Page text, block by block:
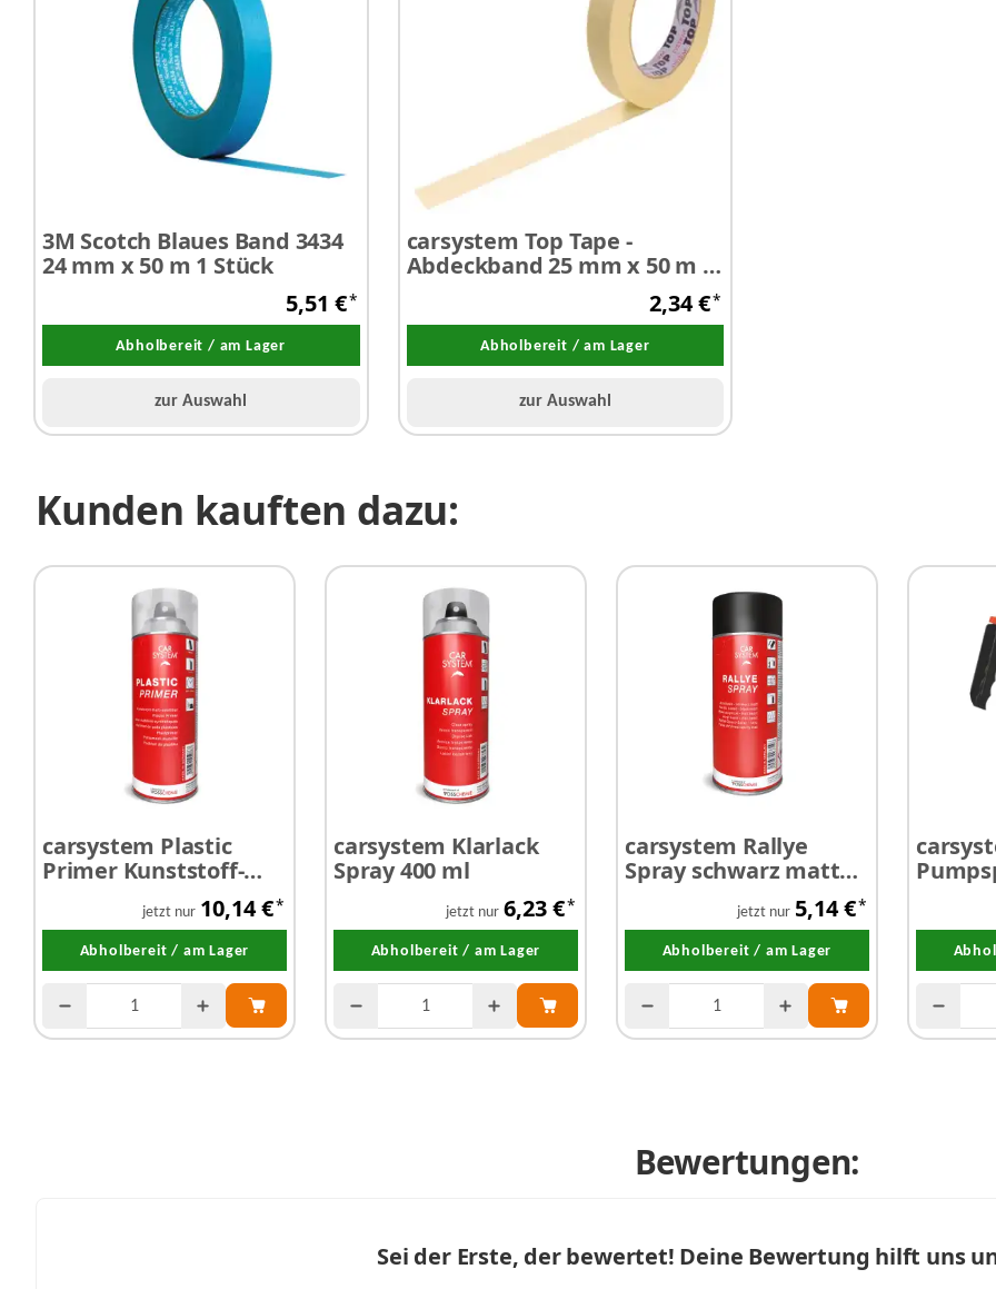
3M Scotch Blaues Band 3434
24 mm x 50 m 1 Stück
5,51 €*
Abholbereit / am Lager
zur Auswahl
carsystem Top Tape -
Abdeckband 25 mm x 50 m 1
2,34 €*
Abholbereit / am Lager
zur Auswahl
Kunden kauften dazu:
carsystem Plastic
Primer Kunststoff-
Haftvermittler 400 ml
jetzt nur 10,14 €*
Abholbereit / am Lager
carsystem Klarlack
Spray 400 ml
jetzt nur 6,23 €*
Abholbereit / am Lager
carsystem Rallye
Spray schwarz matt
jetzt nur 5,14 €*
Abholbereit / am Lager
Bewertungen:
Sei der Erste, der bewertet! Deine Bewertung hilft uns